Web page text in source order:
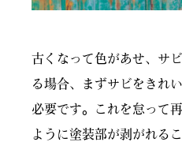
古くなって色があせ、サ
る場合、まずサビをきれ
必要です。これを怠って
ように塗装部が剥がれる